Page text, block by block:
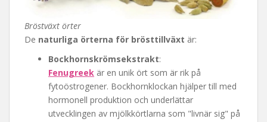
Bröstväxt örter
De naturliga örterna för brösttillväxt är:
Bockhornskrömsekstrakt:
Fenugreek är en unik ört som är rik på
fytoöstrogener. Bockhornklockan hjälper till med
hormonell produktion och underlättar
utvecklingen av mjölkkörtlarna som "livnär sig" på